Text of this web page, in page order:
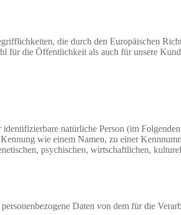
die durch den Europäischen
die Öffentlichkeit als auch für unsere
natürliche Person (im
wie einem Namen, zu einer
psychischen, wirtschaftlichen,
Daten von dem für die